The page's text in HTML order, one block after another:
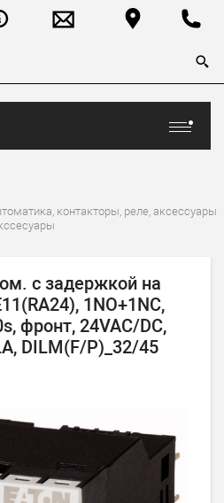
контакторы, реле, аксессуары
с задержкой на
1NO+1NC,
фронт, 24VAC/DC,
DILM(F/P)_32/45